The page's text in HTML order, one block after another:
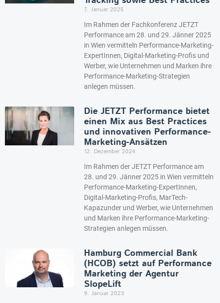
7. Januar 2025
Im Rahmen der Fachkonferenz JETZT
Performance am 28. und 29. Jänner 2025
in Wien vermitteln Performance-Marketing-
ExpertInnen, Digital-Marketing-Profis und
Werber, wie Unternehmen und Marken ihre
Performance-Marketing-Strategien
anlegen müssen.
Die JETZT Performance bietet
einen Mix aus Best Practices
und innovativen Performance-
Marketing-Ansätzen
12. Dezember 2024
Im Rahmen der JETZT Performance am
28. und 29. Jänner 2025 in Wien vermitteln
Performance-Marketing-ExpertInnen,
Digital-Marketing-Profis, MarTech-
Kapazunder und Werber, wie Unternehmen
und Marken ihre Performance-Marketing-
Strategien anlegen müssen.
Hamburg Commercial Bank
(HCOB) setzt auf Performance
Marketing der Agentur
SlopeLift
9. Januar 2023